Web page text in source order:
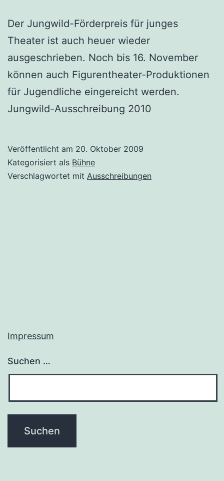
Der Jungwild-Förderpreis für junges
Theater ist auch heuer wieder
ausgeschrieben. Noch bis 16. November
können auch Figurentheater-Produktionen
für Jugendliche eingereicht werden.
Jungwild-Ausschreibung 2010
Veröffentlicht am 20. Oktober 2009
Kategorisiert als Bühne
Verschlagwortet mit Ausschreibungen
Impressum
Suchen …